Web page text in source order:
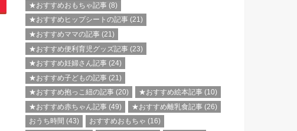
★おすすめおもちゃ記事 (8)
★おすすめヒップシートの記事 (21)
★おすすめママの記事 (21)
★おすすめ便利育児グッズ記事 (23)
★おすすめ妊婦さん記事 (24)
★おすすめ子どもの記事 (21)
★おすすめ抱っこ紐の記事 (20) ★おすすめ絵本記事 (10)
★おすすめ赤ちゃん記事 (49) ★おすすめ離乳食記事 (26)
おうち時間 (43) おすすめおもちゃ (16)